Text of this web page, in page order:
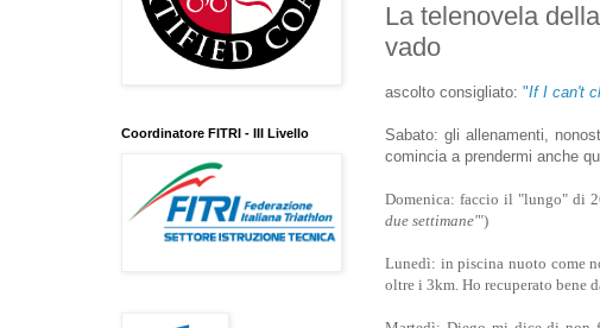
La telenovela
vado
ascolto consigliato: "If I can't
Sabato: gli allenamenti,
comincia a prendermi anche
Domenica: faccio il "lungo" di
due settimane'")
Lunedì: in piscina nuoto come
oltre i 3km. Ho recuperato bene
Coordinatore FITRI - III Livello